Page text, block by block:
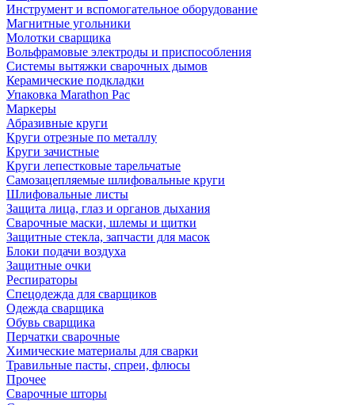
Инструмент и вспомогательное оборудование
Магнитные угольники
Молотки сварщика
Вольфрамовые электроды и приспособления
Системы вытяжки сварочных дымов
Керамические подкладки
Упаковка Marathon Pac
Маркеры
Абразивные круги
Круги отрезные по металлу
Круги зачистные
Круги лепестковые тарельчатые
Самозацепляемые шлифовальные круги
Шлифовальные листы
Защита лица, глаз и органов дыхания
Сварочные маски, шлемы и щитки
Защитные стекла, запчасти для масок
Блоки подачи воздуха
Защитные очки
Респираторы
Спецодежда для сварщиков
Одежда сварщика
Обувь сварщика
Перчатки сварочные
Химические материалы для сварки
Травильные пасты, спреи, флюсы
Прочее
Сварочные шторы